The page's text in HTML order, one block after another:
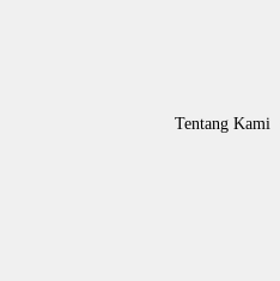
Tentang Kami